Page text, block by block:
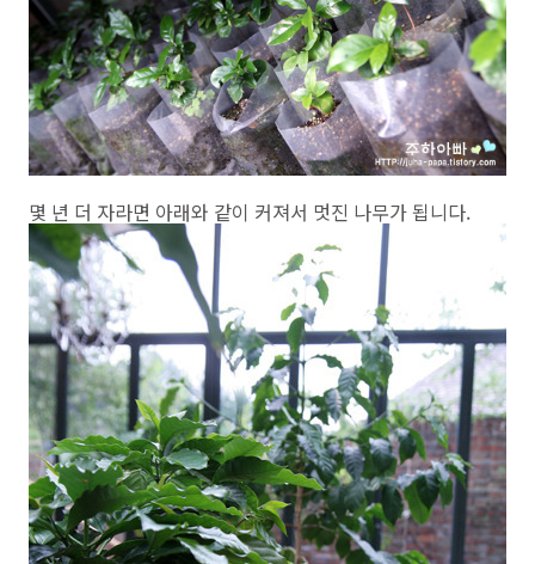
몇 년 더 자라면 아래와 같이 커져서 멋진 나무가 됩니다.